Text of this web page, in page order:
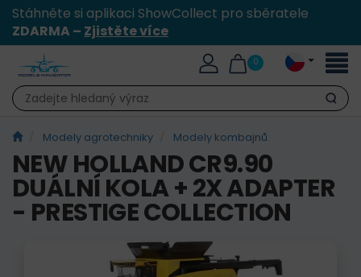
Stáhněte si aplikaci ShowCollect pro sběratele
ZDARMA – Zjistěte více
0
Hledat
Modely agrotechniky Modely kombajnů
NEW HOLLAND CR9.90
DUÁLNÍ KOLA + 2X ADAPTER
- PRESTIGE COLLECTION